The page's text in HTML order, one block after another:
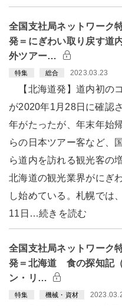
全国支社局ネットワーク
発＝にぎわい取り戻す道
外ツアー…
特集 総合 2023.03.23
【北海道発】道内初の
が2020年1月28日に確認
年がたったが、年末年始
らの日本ツアー客など、
ら道内を訪れる観光客の
北海道の観光業界がにぎ
し始めている。札幌では
11日…続きを読む
全国支社局ネットワーク
発＝北海道 食の探知記
ン・リ…
特集 機械・資材